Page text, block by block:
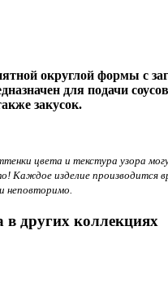
округлой формы с
для подачи
закусок.
цвета и текстура узора
Каждое изделие производится
неповторимо.
в других коллекциях